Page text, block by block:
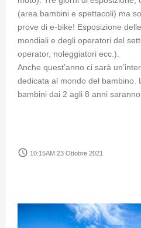
(area bambini e spettacoli) ma
prove di e-bike! Esposizione
mondiali e degli operatori del
operator, noleggiatori ecc.).
Anche quest’anno ci sarà
dedicata al mondo del bambino.
bambini dai 2 agli 8 anni
access_time 10:15AM 23 Ottobre 2021